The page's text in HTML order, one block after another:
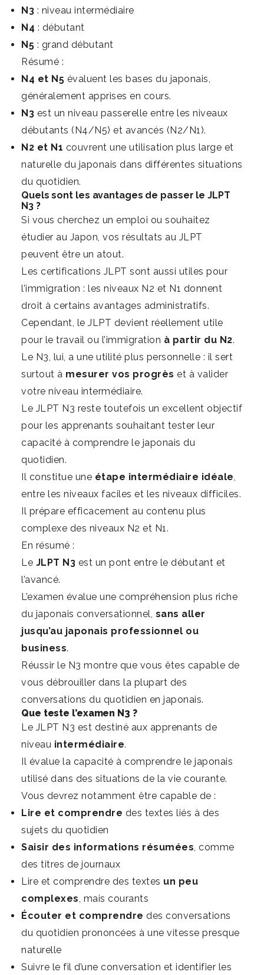
N3 : niveau intermédiaire
N4 : débutant
N5 : grand débutant
Résumé :
N4 et N5 évaluent les bases du japonais,
généralement apprises en cours.
N3 est un niveau passerelle entre les niveaux
débutants (N4/N5) et avancés (N2/N1).
N2 et N1 couvrent une utilisation plus large et
naturelle du japonais dans différentes situations
du quotidien.
Quels sont les avantages de passer le JLPT
N3 ?
Si vous cherchez un emploi ou souhaitez
étudier au Japon, vos résultats au JLPT
peuvent être un atout.
Les certifications JLPT sont aussi utiles pour
l’immigration : les niveaux N2 et N1 donnent
droit à certains avantages administratifs.
Cependant, le JLPT devient réellement utile
pour le travail ou l’immigration à partir du N2.
Le N3, lui, a une utilité plus personnelle : il sert
surtout à mesurer vos progrès et à valider
votre niveau intermédiaire.
Le JLPT N3 reste toutefois un excellent objectif
pour les apprenants souhaitant tester leur
capacité à comprendre le japonais du
quotidien.
Il constitue une étape intermédiaire idéale,
entre les niveaux faciles et les niveaux difficiles.
Il prépare efficacement au contenu plus
complexe des niveaux N2 et N1.
En résumé :
Le JLPT N3 est un pont entre le débutant et
l’avancé.
L’examen évalue une compréhension plus riche
du japonais conversationnel, sans aller
jusqu’au japonais professionnel ou
business.
Réussir le N3 montre que vous êtes capable de
vous débrouiller dans la plupart des
conversations du quotidien en japonais.
Que teste l’examen N3 ?
Le JLPT N3 est destiné aux apprenants de
niveau intermédiaire.
Il évalue la capacité à comprendre le japonais
utilisé dans des situations de la vie courante.
Vous devrez notamment être capable de :
Lire et comprendre des textes liés à des
sujets du quotidien
Saisir des informations résumées, comme
des titres de journaux
Lire et comprendre des textes un peu
complexes, mais courants
Écouter et comprendre des conversations
du quotidien prononcées à une vitesse presque
naturelle
Suivre le fil d’une conversation et identifier les